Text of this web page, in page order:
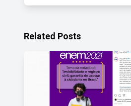
Related Posts